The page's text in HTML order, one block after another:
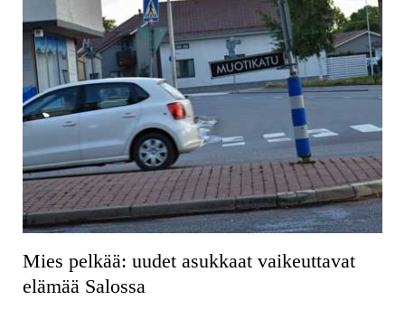
Mies pelkää: uudet asukkaat vaikeuttavat
elämää Salossa